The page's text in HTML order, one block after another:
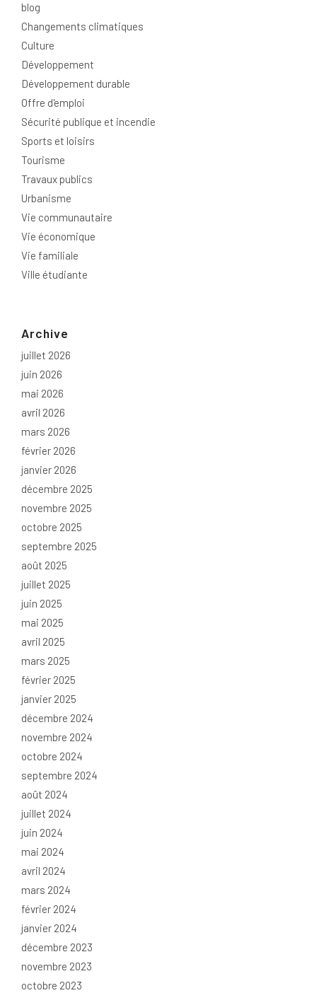
blog
Changements climatiques
Culture
Développement
Développement durable
Offre d'emploi
Sécurité publique et incendie
Sports et loisirs
Tourisme
Travaux publics
Urbanisme
Vie communautaire
Vie économique
Vie familiale
Ville étudiante
Archive
juillet 2026
juin 2026
mai 2026
avril 2026
mars 2026
février 2026
janvier 2026
décembre 2025
novembre 2025
octobre 2025
septembre 2025
août 2025
juillet 2025
juin 2025
mai 2025
avril 2025
mars 2025
février 2025
janvier 2025
décembre 2024
novembre 2024
octobre 2024
septembre 2024
août 2024
juillet 2024
juin 2024
mai 2024
avril 2024
mars 2024
février 2024
janvier 2024
décembre 2023
novembre 2023
octobre 2023